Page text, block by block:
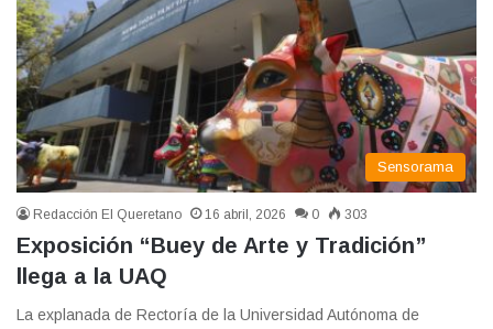
Sensorama
Redacción El Queretano 16 abril, 2026 0 303
Exposición “Buey de Arte y Tradición”
llega a la UAQ
La explanada de Rectoría de la Universidad Autónoma de